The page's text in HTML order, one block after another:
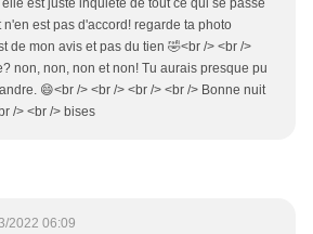
est juste inquiète de tout ce qui se passe
est pas d'accord! regarde ta photo
de mon avis et pas du tien 🤣<br /> <br />
non, non, non et non! Tu aurais presque pu
😄<br /> <br /> <br /> <br /> Bonne nuit
/> <br /> bises
2022 06:09